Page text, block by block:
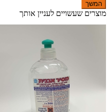
המשך
מוצרים שעשויים לעניין אותך